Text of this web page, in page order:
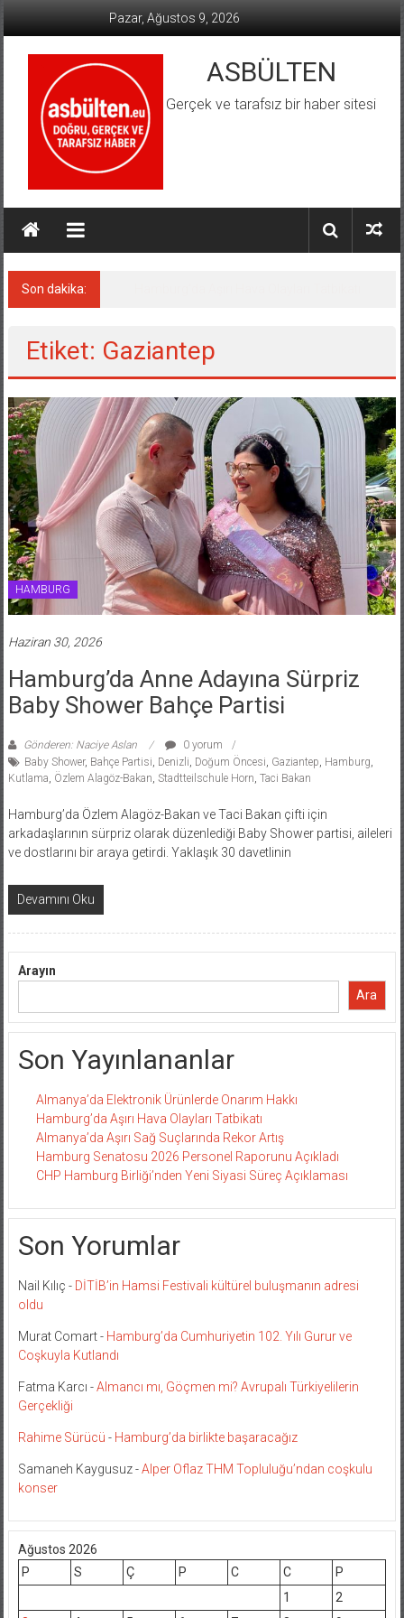
Pazar, Ağustos 9, 2026
ASBÜLTEN
Gerçek ve tarafsız bir haber sitesi
Son dakika:
Etiket: Gaziantep
HAMBURG
Haziran 30, 2026
Hamburg’da Anne Adayına Sürpriz
Baby Shower Bahçe Partisi
Gönderen: Naciye Aslan
0 yorum
Baby Shower, Bahçe Partisi Denizli Doğum Öncesi Gaziantep Hamburg
Kutlama Özlem Alagöz-Bakan Stadtteilschule Horn Taci Bakan
Hamburg’da Özlem Alagöz-Bakan ve Taci Bakan çifti için
arkadaşlarının sürpriz olarak düzenlediği Baby Shower partisi, aileleri
ve dostlarını bir araya getirdi. Yaklaşık 30 davetlinin
Devamını Oku
Arayın
Ara
Son Yayınlananlar
Almanya’da Elektronik Ürünlerde Onarım Hakkı
Hamburg’da Aşırı Hava Olayları Tatbikatı
Almanya’da Aşırı Sağ Suçlarında Rekor Artış
Hamburg Senatosu 2026 Personel Raporunu Açıkladı
CHP Hamburg Birliği’nden Yeni Siyasi Süreç Açıklaması
Son Yorumlar
Nail Kılıç - DİTİB’in Hamsi Festivali kültürel buluşmanın adresi
oldu
Murat Comart- Hamburg’da Cumhuriyetin 102. Yılı Gurur ve
Coşkuyla Kutlandı
Fatma Karcı -Almancı mı, Göçmen mi? Avrupalı Türkiyelilerin
Gerçekliği
Rahime Sürücü - Hamburg’da birlikte başaracağız
Samaneh Kaygusuz-Alper Oflaz THM Topluluğu’ndan coşkulu
konser
Ağustos 2026
P
S Ç P C C
P
1
2